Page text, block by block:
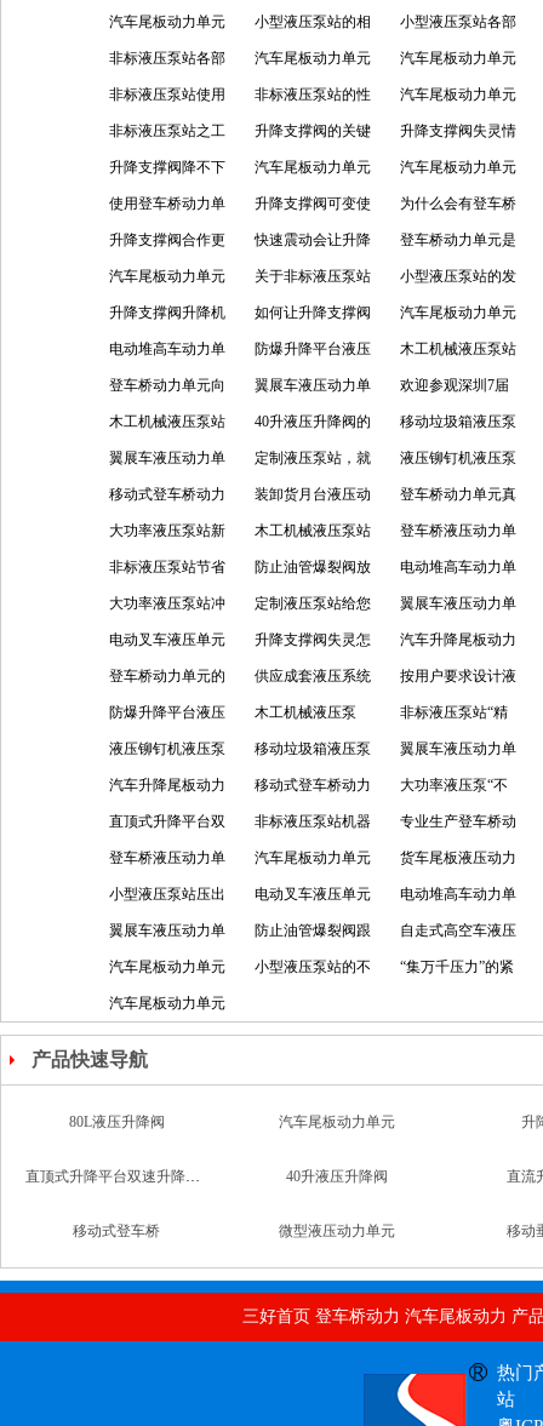
使用应多加注意的
事项
的相关点了解 力单元功能的分享
汽车尾板动力单元
的优势有哪些？
小型液压泵站的相
关点分享
小型液压泵站各部
件的功用
非标液压泵站各部
件有哪些功用
汽车尾板动力单元
使用应谨慎哪些方
面？
汽车尾板动力单元
要了解的注意事项
非标液压泵站使用
的好处
非标液压泵站的性
能分享
汽车尾板动力单元
应注意的几个事项
非标液压泵站之工
作特点分析
升降支撑阀的关键
点分析
升降支撑阀失灵情
况处理
升降支撑阀降不下
来的原因
汽车尾板动力单元
结合实际情况设计
很重要
汽车尾板动力单元
出现罢工，这些方
法要学会
使用登车桥动力单
元前应该注意什么
升降支撑阀可变使
用角色还挺多
为什么会有登车桥
动力单元的诞生
升降支撑阀合作更
能体现它的优势
快速震动会让升降
支撑阀出现什么问
题
登车桥动力单元是
车辆搬运的动力
汽车尾板动力单元
的小学堂，教你学
会保护它
关于非标液压泵站
的选型，一起来看
看
小型液压泵站的发
展可以检验技术的
发展
升降支撑阀升降机
的一个保障
如何让升降支撑阀
使用更稳当
汽车尾板动力单元
发挥出好的经济节
能
电动堆高车动力单
元为电动堆高车而
存
防爆升降平台液压
动力单元防爆升降
平台
木工机械液压泵站
泄漏该怎样解决？
登车桥动力单元向
着多元化发展
翼展车液压动力单
元的特性
欢迎参观深圳7届
机械自动化展会 欢
迎莅临我司指导工
作
木工机械液压泵站
产品的不错特点
40升液压升降阀的
优点
移动垃圾箱液压泵
站的广泛应用
翼展车液压动力单
元，你真的了解
吗？
定制液压泵站，就
是这么
液压铆钉机液压泵
站，使用中的维护
与保养
移动式登车桥动力
单元安装方法
装卸货月台液压动
力单元质量等你来
鉴定
登车桥动力单元真
诚的心，换您的信
赖
大功率液压泵站新
型科技
木工机械液压泵站
木工机械不可少
登车桥液压动力单
元的分类
非标液压泵站节省
人力它在行
防止油管爆裂阀放
心的产品
电动堆高车动力单
元故障处理方法
大功率液压泵站冲
击原因分析
定制液压泵站给您
定制
翼展车液压动力单
元大鹏展翅，翱翔
天空
电动叉车液压单元
维护方式
升降支撑阀失灵怎
么办
汽车升降尾板动力
单元应用领域
登车桥动力单元的
优势性能
供应成套液压系统
特点
按用户要求设计液
压阀组“贴近生活
服务大众”
防爆升降平台液压
动力单元“凭诚信
之基 携科技之器”
木工机械液压泵
站“ 品质至上”
非标液压泵站“精
心设计 演绎传奇未
来”
液压铆钉机液压泵
站“成就经典 演绎
美好”
移动垃圾箱液压泵
站“精心呈现 赢得
所有”
翼展车液压动力单
元设备“设计 专注
魅力”
汽车升降尾板动力
单元“科技 迈向高
处”
移动式登车桥动力
单元“永恒新品质”
大功率液压泵“不
错品质 塑造美好”
直顶式升降平台双
速升降支撑阀“规
范操作 世纪生活”
非标液压泵站机器
好帮手
专业生产登车桥动
力单元我们是专业
的
登车桥液压动力单
元登车常备
汽车尾板动力单元
还不赶紧抢
货车尾板液压动力
单元选择多多
小型液压泵站压出
的动力
电动叉车液压单元
不变的动力源
电动堆高车动力单
元效率，
翼展车液压动力单
元动力
防止油管爆裂阀跟
意外事故say
自走式高空车液压
阀组专一
汽车尾板动力单元
的果断
小型液压泵站的不 “集万千压力”的紧
站
汽车尾板动力单元
安装指导
产品快速导航
40升液压升降阀 直
移动式登车桥 微型液压动力单元 移动
汽车升降尾板动力单元 汽车双作用动力单元 意大利海
二通式单向阀 80L液压升降阀 汽车
自动汽车直流动力单元
三好首页 登车桥动力 汽车尾板动力 产
热门
站